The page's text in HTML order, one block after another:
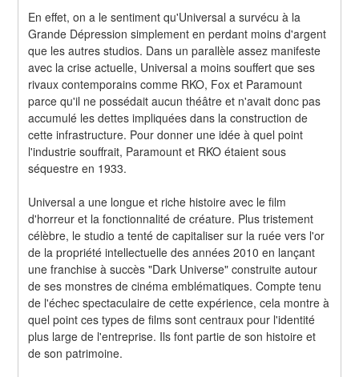
En effet, on a le sentiment qu'Universal a survécu à la
Grande Dépression simplement en perdant moins d'argent
que les autres studios. Dans un parallèle assez manifeste
avec la crise actuelle, Universal a moins souffert que ses
rivaux contemporains comme RKO, Fox et Paramount
parce qu'il ne possédait aucun théâtre et n'avait donc pas
accumulé les dettes impliquées dans la construction de
cette infrastructure. Pour donner une idée à quel point
l'industrie souffrait, Paramount et RKO étaient sous
séquestre en 1933.
Universal a une longue et riche histoire avec le film
d'horreur et la fonctionnalité de créature. Plus tristement
célèbre, le studio a tenté de capitaliser sur la ruée vers l'or
de la propriété intellectuelle des années 2010 en lançant
une franchise à succès "Dark Universe" construite autour
de ses monstres de cinéma emblématiques. Compte tenu
de l'échec spectaculaire de cette expérience, cela montre à
quel point ces types de films sont centraux pour l'identité
plus large de l'entreprise. Ils font partie de son histoire et
de son patrimoine.